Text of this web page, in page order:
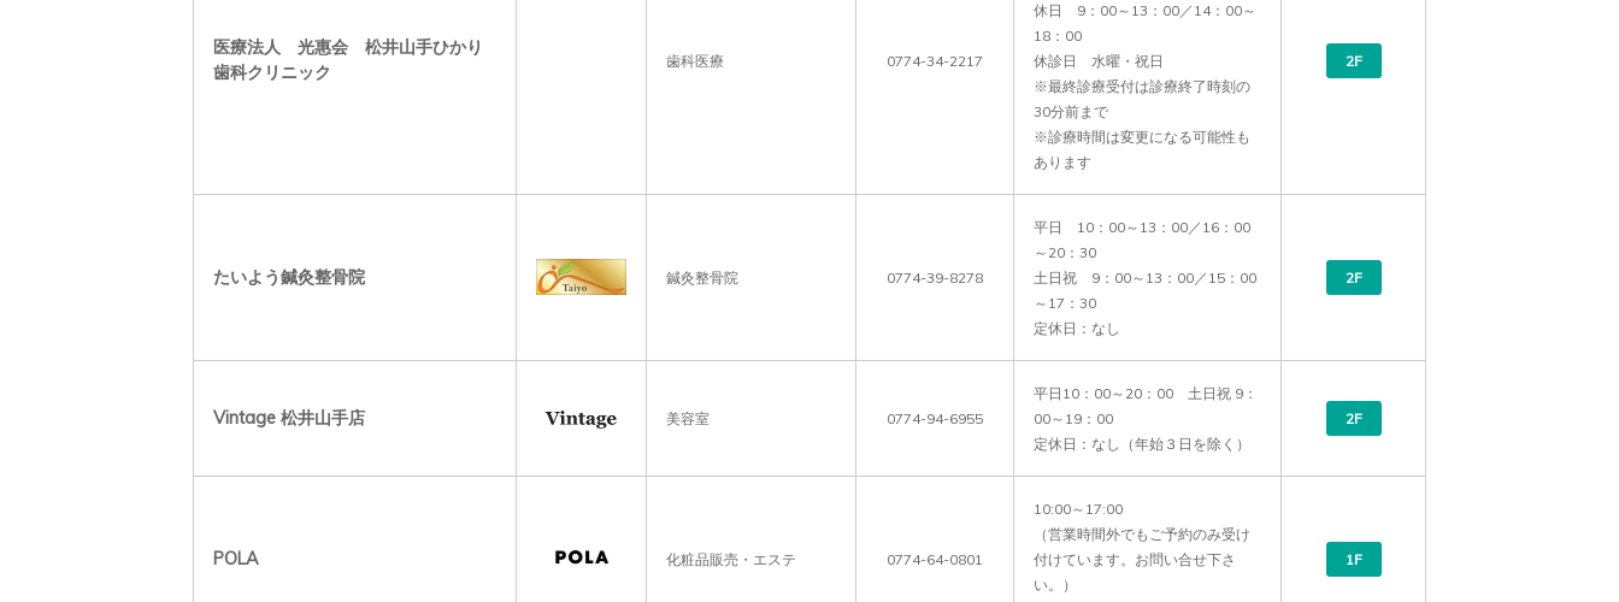
医療法人 光惠会 松井山手ひかり
歯科クリニック
歯科医療 0774-34-2217
休日　9：00～13：00／14：00～
18：00
休診日　水曜・祝日
※最終診療受付は診療終了時刻の
30分前まで
※診療時間は変更になる可能性も
あります
2F
たいよう鍼灸整骨院 鍼灸整骨院 0774-39-8278
平日　10：00～13：00／16：00
～20：30
土日祝　9：00～13：00／15：00
～17：30
定休日：なし
2F
Vintage 松井山手店 美容室 0774-94-6955
平日10：00～20：00　土日祝 9：
00～19：00
定休日：なし（年始３日を除く）
2F
POLA 化粧品販売・エステ 0774-64-0801
10:00～17:00
（営業時間外でもご予約のみ受け
付けています。お問い合せ下さ
い。）
1F